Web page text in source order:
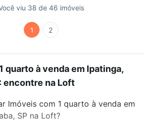
viu 38 de 46 imóveis
1 2
quarto à venda em Ipatinga,
encontre na Loft
Imóveis com 1 quarto à venda em
SP na Loft?